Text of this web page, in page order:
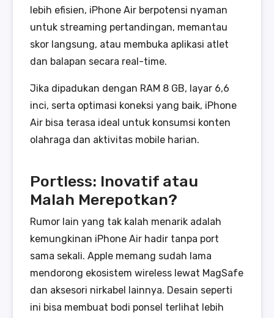
lebih efisien, iPhone Air berpotensi nyaman
untuk streaming pertandingan, memantau
skor langsung, atau membuka aplikasi atlet
dan balapan secara real-time.
Jika dipadukan dengan RAM 8 GB, layar 6,6
inci, serta optimasi koneksi yang baik, iPhone
Air bisa terasa ideal untuk konsumsi konten
olahraga dan aktivitas mobile harian.
Portless: Inovatif atau
Malah Merepotkan?
Rumor lain yang tak kalah menarik adalah
kemungkinan iPhone Air hadir tanpa port
sama sekali. Apple memang sudah lama
mendorong ekosistem wireless lewat MagSafe
dan aksesori nirkabel lainnya. Desain seperti
ini bisa membuat bodi ponsel terlihat lebih